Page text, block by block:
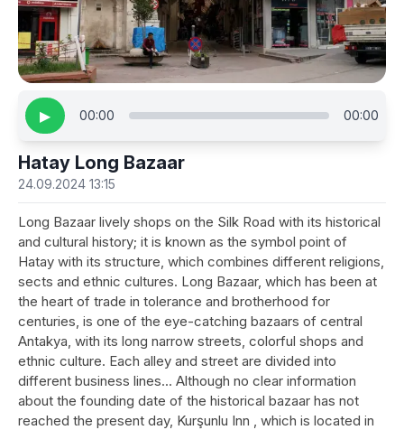
▶ 00:00 00:00
Hatay Long Bazaar
24.09.2024 13:15
Long Bazaar lively shops on the Silk Road with its historical
and cultural history; it is known as the symbol point of
Hatay with its structure, which combines different religions,
sects and ethnic cultures. Long Bazaar, which has been at
the heart of trade in tolerance and brotherhood for
centuries, is one of the eye-catching bazaars of central
Antakya, with its long narrow streets, colorful shops and
ethnic culture. Each alley and street are divided into
different business lines... Although no clear information
about the founding date of the historical bazaar has not
reached the present day, Kurşunlu Inn , which is located in